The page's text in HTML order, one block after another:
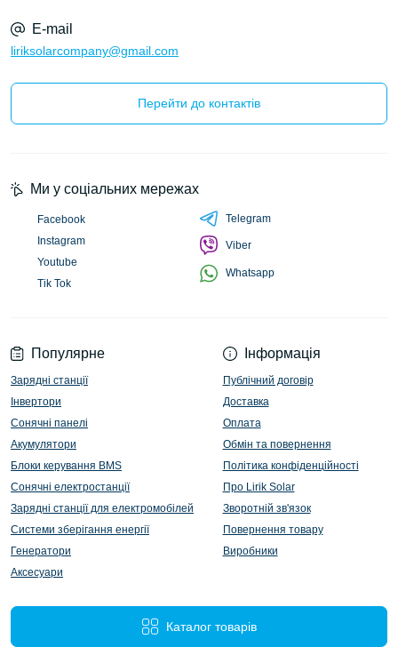
E-mail
liriksolarcompany@gmail.com
Перейти до контактів
Популярне
Зарядні станції
Інвертори
Сонячні панелі
Акумулятори
Блоки керування BMS
Сонячні електростанції
Зарядні станції для електромобілей
Системи зберігання енергії
Генератори
Аксесуари
Інформація
Публічний договір
Доставка
Оплата
Обмін та повернення
Політика конфіденційності
Про Lirik Solar
Зворотній зв'язок
Повернення товару
Виробники
Каталог товарів
Ми у соціальних мережах
Facebook
Instagram
Youtube
Tik Tok
Telegram
Viber
Whatsapp